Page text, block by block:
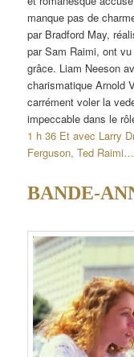
manque pas de
par Bradford May,
par Sam Raimi, ont
grâce. Liam Neeson
charismatique Arnold
carrément voler la
impeccable dans le
1 h 36 Et avec Larry
Ferguson, Ted Raimi…
BANDE-